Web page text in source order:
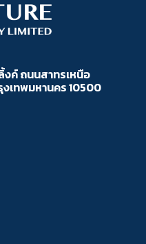
ค์ ถนนสาทรเหนือ
เทพมหานคร 10500